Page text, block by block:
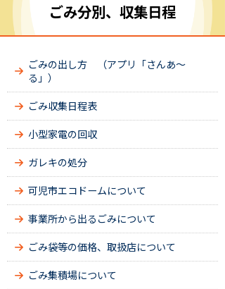
ごみ分別、収集日程
ごみの出し方 （アプリ「さんあ～
る」）
ごみ収集日程表
小型家電の回収
ガレキの処分
可児市エコドームについて
事業所から出るごみについて
ごみ袋等の価格、取扱店について
ごみ集積場について